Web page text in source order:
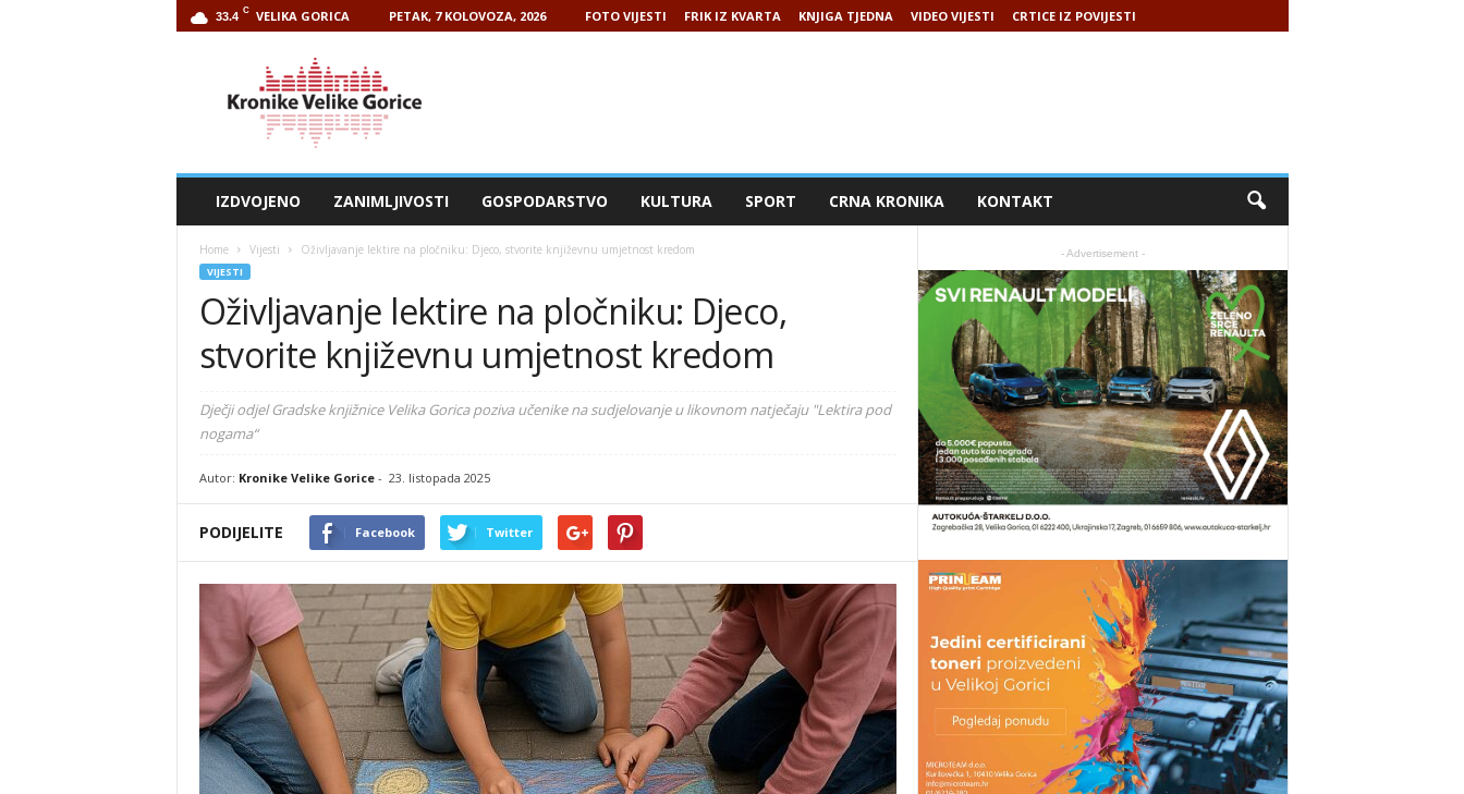
33.4 C VELIKA GORICA PETAK, 7 KOLOVOZA, 2026 FOTO VIJESTI FRIK IZ KVARTA KNJIGA TJEDNA VIDEO VIJESTI CRTICE IZ POVIJESTI
IZDVOJENO ZANIMLJIVOSTI GOSPODARSTVO KULTURA SPORT CRNA KRONIKA KONTAKT
Home Vijesti Oživljavanje lektire na pločniku: Djeco, stvorite književnu umjetnost kredom
VIJESTI
Oživljavanje lektire na pločniku: Djeco,
stvorite književnu umjetnost kredom
Dječji odjel Gradske knjižnice Velika Gorica poziva učenike na sudjelovanje u likovnom natječaju "Lektira pod
nogama“
Autor: Kronike Velike Gorice- 23. listopada 2025
PODIJELITE Facebook Twitter
- Advertisement -